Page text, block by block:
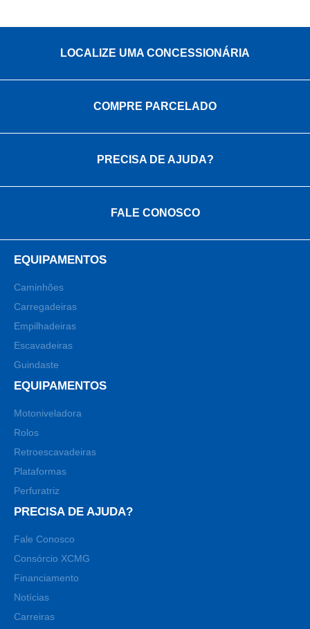
LOCALIZE UMA CONCESSIONÁRIA
COMPRE PARCELADO
PRECISA DE AJUDA?
FALE CONOSCO
EQUIPAMENTOS
Caminhões
Carregadeiras
Empilhadeiras
Escavadeiras
Guindaste
EQUIPAMENTOS
Motoniveladora
Rolos
Retroescavadeiras
Plataformas
Perfuratriz
PRECISA DE AJUDA?
Fale Conosco
Consórcio XCMG
Financiamento
Notícias
Carreiras